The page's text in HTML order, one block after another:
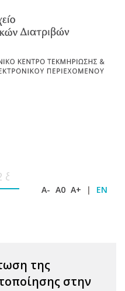
A- A0 A+ | EN
της
στην